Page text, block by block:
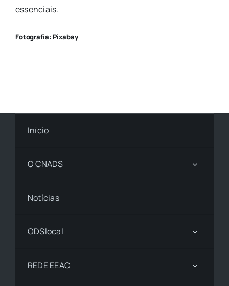
essenciais.
Fotografia: Pixabay
Início
O CNADS
Notícias
ODSlocal
REDE EEAC